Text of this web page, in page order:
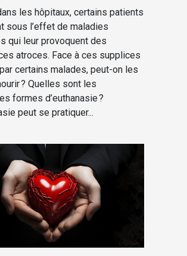
les hôpitaux, certains patients
sous l’effet de maladies
qui leur provoquent des
atroces. Face à ces supplices
certains malades, peut-on les
? Quelles sont les
formes d’euthanasie ?
peut se pratiquer...